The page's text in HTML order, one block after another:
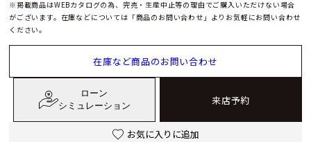
※掲載商品はWEBカタログの為、完売・生産中止等の理由でご購入いただけない場合
がございます。在庫などについては「商品のお問い合わせ」よりお気軽にお問い合わせ
ください。
在庫など商品のお問い合わせ
ローン
シミュレーション
来店予約
お気に入りに追加